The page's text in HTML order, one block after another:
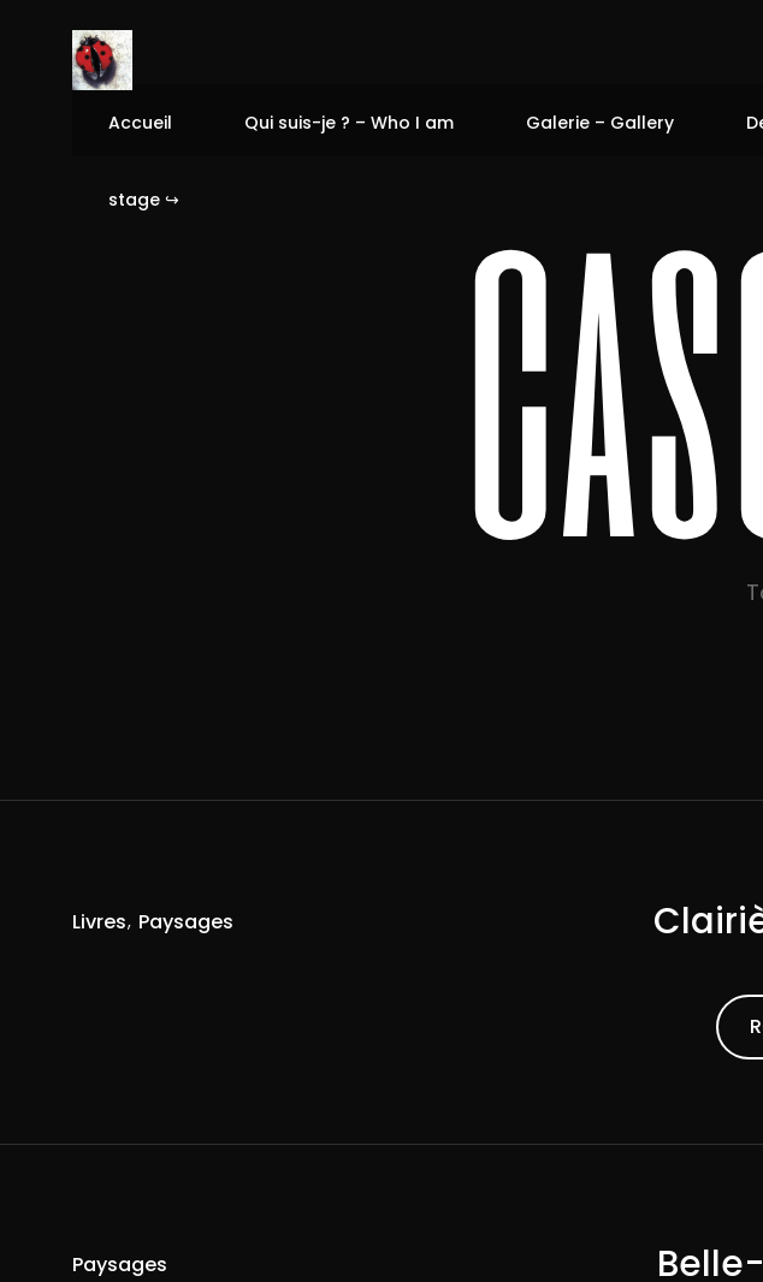
Accueil Qui suis-je ? – Who I am Galerie – Gallery
stage ↪
Livres Paysages
Paysages